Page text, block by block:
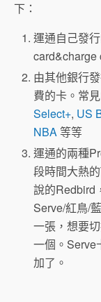
下：
運通自己發
card&charge
由其他銀行
費的卡。常
Select+, US
NBA 等等
運通的兩種
段時間大熱
說的Redbird
Serve/紅鳥/
一張，想要
一個。Serve
加了。